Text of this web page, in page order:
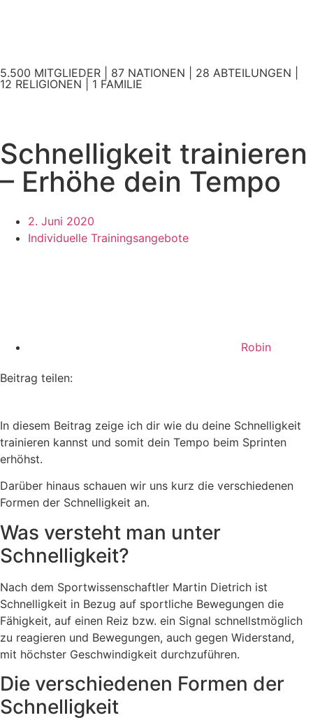
5.500 MITGLIEDER | 87 NATIONEN | 28 ABTEILUNGEN |
12 RELIGIONEN | 1 FAMILIE
Schnelligkeit trainieren
– Erhöhe dein Tempo
2. Juni 2020
Individuelle Trainingsangebote
Robin
Beitrag teilen:
In diesem Beitrag zeige ich dir wie du deine Schnelligkeit
trainieren kannst und somit dein Tempo beim Sprinten
erhöhst.
Darüber hinaus schauen wir uns kurz die verschiedenen
Formen der Schnelligkeit an.
Was versteht man unter
Schnelligkeit?
Nach dem Sportwissenschaftler Martin Dietrich ist
Schnelligkeit in Bezug auf sportliche Bewegungen die
Fähigkeit, auf einen Reiz bzw. ein Signal schnellstmöglich
zu reagieren und Bewegungen, auch gegen Widerstand,
mit höchster Geschwindigkeit durchzuführen.
Die verschiedenen Formen der
Schnelligkeit